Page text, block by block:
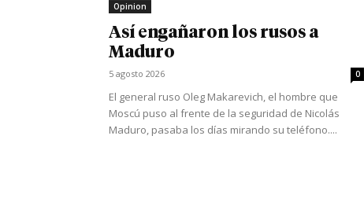
Opinion
Así engañaron los rusos a
Maduro
5 agosto 2026 0
El general ruso Oleg Makarevich, el hombre que
Moscú puso al frente de la seguridad de Nicolás
Maduro, pasaba los días mirando su teléfono....